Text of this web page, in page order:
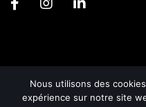
Réalisations Me
Nous utilisons des
expérience sur notre site